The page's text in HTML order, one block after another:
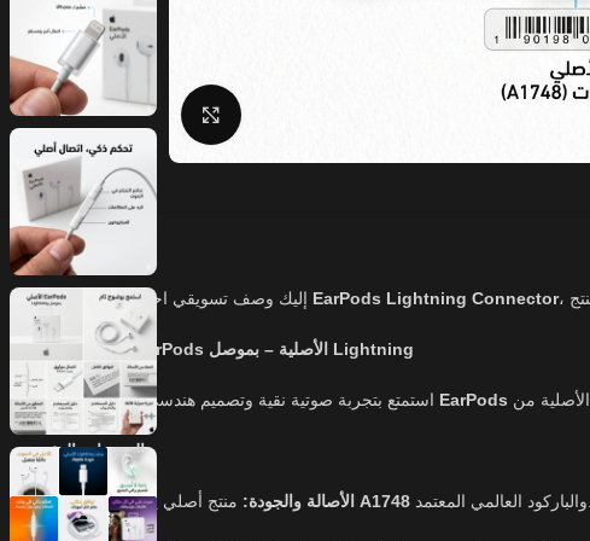
EarPods Lightning Connector
سماعات Apple EarPods الأصلية – بموصل Lightning
EarPods
المميزات الرئيسية:
• الأصالة والجودة: A1748